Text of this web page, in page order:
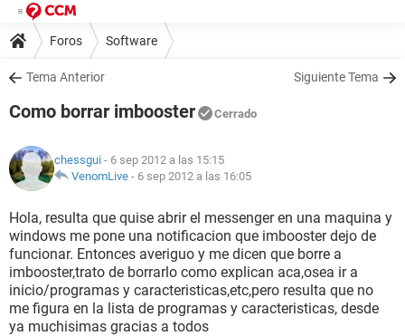
Foros Software
Tema Anterior Siguiente Tema
Como borrar imbooster Cerrado
chessgui - 6 sep 2012 a las 15:15
VenomLive - 6 sep 2012 a las 16:05
Hola, resulta que quise abrir el messenger en una maquina y
windows me pone una notificacion que imbooster dejo de
funcionar. Entonces averiguo y me dicen que borre a
imbooster,trato de borrarlo como explican aca,osea ir a
inicio/programas y caracteristicas,etc,pero resulta que no
me figura en la lista de programas y caracteristicas, desde
ya muchisimas gracias a todos